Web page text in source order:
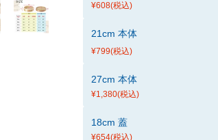
¥608(税込)
21cm 本体
¥799(税込)
27cm 本体
¥1,380(税込)
18cm 蓋
¥654(税込)